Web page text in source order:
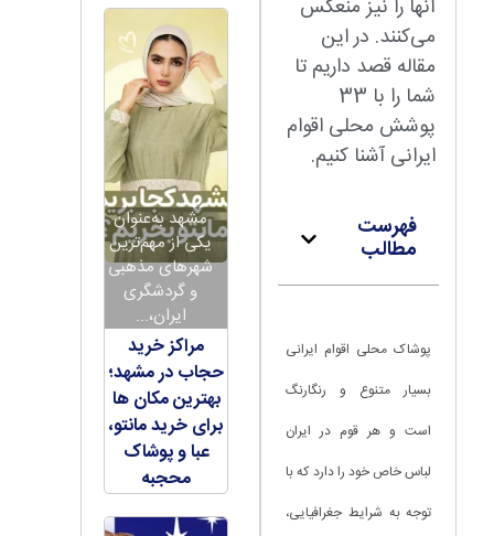
آنها را نیز منعکس
می‌کنند. در این
مقاله قصد داریم تا
شما را با 33
پوشش محلی اقوام
ایرانی آشنا کنیم.
فهرست
مطالب
پوشاک محلی اقوام ایرانی
بسیار متنوع و رنگارنگ
است و هر قوم در ایران
لباس خاص خود را دارد که با
توجه به شرایط جغرافیایی،
مشهد به‌عنوان
یکی از مهم‌ترین
شهرهای مذهبی
و گردشگری
ایران،...
مراکز خرید
حجاب در مشهد؛
بهترین مکان ها
برای خرید مانتو،
عبا و پوشاک
محجبه